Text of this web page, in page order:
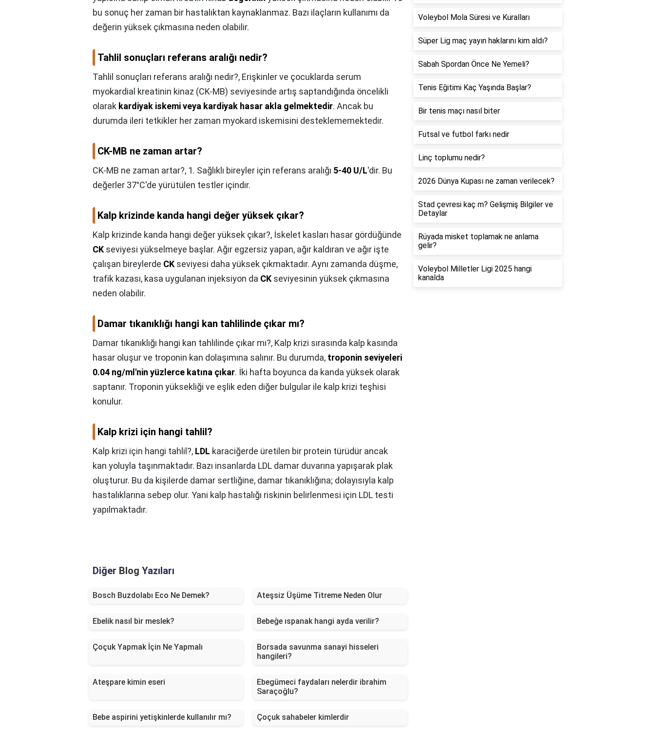
bu sonuç her zaman bir hastalıktan kaynaklanmaz. Bazı ilaçların kullanımı da
değerin yüksek çıkmasına neden olabilir.
Tahlil sonuçları referans aralığı nedir?
Tahlil sonuçları referans aralığı nedir?, Erişkinler ve çocuklarda serum
myokardial kreatinin kinaz (CK-MB) seviyesinde artış saptandığında öncelikli
olarak kardiyak iskemi veya kardiyak hasar akla gelmektedir. Ancak bu
durumda ileri tetkikler her zaman myokard iskemisini desteklememektedir.
CK-MB ne zaman artar?
CK-MB ne zaman artar?, 1. Sağlıklı bireyler için referans aralığı 5-40 U/L'dir. Bu
değerler 37°C'de yürütülen testler içindir.
Kalp krizinde kanda hangi değer yüksek çıkar?
Kalp krizinde kanda hangi değer yüksek çıkar?, İskelet kasları hasar gördüğünde
CK seviyesi yükselmeye başlar. Ağır egzersiz yapan, ağır kaldıran ve ağır işte
çalışan bireylerde CK seviyesi daha yüksek çıkmaktadır. Aynı zamanda düşme,
trafik kazası, kasa uygulanan injeksiyon da CK seviyesinin yüksek çıkmasına
neden olabilir.
Damar tıkanıklığı hangi kan tahlilinde çıkar mı?
Damar tıkanıklığı hangi kan tahlilinde çıkar mı?, Kalp krizi sırasında kalp kasında
hasar oluşur ve troponin kan dolaşımına salınır. Bu durumda, troponin seviyeleri
0.04 ng/ml'nin yüzlerce katına çıkar. İki hafta boyunca da kanda yüksek olarak
saptanır. Troponin yüksekliği ve eşlik eden diğer bulgular ile kalp krizi teşhisi
konulur.
Kalp krizi için hangi tahlil?
Kalp krizi için hangi tahlil?, LDL karaciğerde üretilen bir protein türüdür ancak
kan yoluyla taşınmaktadır. Bazı insanlarda LDL damar duvarına yapışarak plak
oluşturur. Bu da kişilerde damar sertliğine, damar tıkanıklığına; dolayısıyla kalp
hastalıklarına sebep olur. Yani kalp hastalığı riskinin belirlenmesi için LDL testi
yapılmaktadır.
Diğer Blog Yazıları
Bosch Buzdolabı Eco Ne Demek? Ateşsiz Üşüme Titreme Neden Olur
Ebelik nasıl bir meslek? Bebeğe ıspanak hangi ayda verilir?
Çoçuk Yapmak İçin Ne Yapmalı
Borsada savunma sanayi hisseleri
hangileri?
Ateşpare kimin eseri
Ebegümeci faydaları nelerdir ibrahim
Saraçoğlu?
Bebe aspirini yetişkinlerde kullanılır mı? Çoçuk sahabeler kimlerdir
Voleybol Mola Süresi ve Kuralları
Süper Lig maç yayın haklarını kim aldı?
Sabah Spordan Önce Ne Yemeli?
Tenis Eğitimi Kaç Yaşında Başlar?
Bir tenis maçı nasıl biter
Futsal ve futbol farkı nedir
Linç toplumu nedir?
2026 Dünya Kupası ne zaman verilecek?
Stad çevresi kaç m? Gelişmiş Bilgiler ve
Detaylar
Rüyada misket toplamak ne anlama
gelir?
Voleybol Milletler Ligi 2025 hangi
kanalda